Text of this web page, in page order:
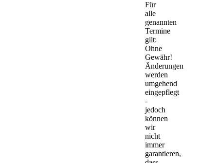
Für
alle
genannten
Termine
gilt:
Ohne
Gewähr!
Änderungen
werden
umgehend
eingepflegt
-
jedoch
können
wir
nicht
immer
garantieren,